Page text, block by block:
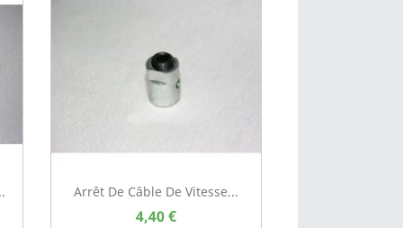
Arrêt De Câble De Vitesse...
4,40 €